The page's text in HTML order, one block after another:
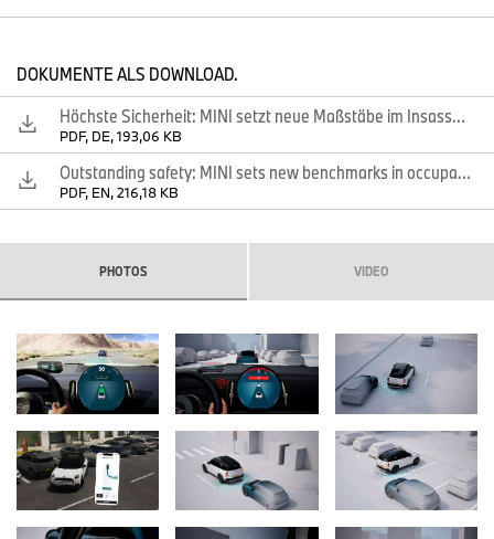
Zur Serienausstattung zählen unter anderem die
Spurverlassenswarnung mit aktiver Rückführung, eine
Frontkollisionswarnung mit Auffahrwarnung und automatischem
Bremseingriff unter anderem bei Abbiegevorgängen und
komplexen Kreuzungssituationen, fortlaufende Informationen zu
geltenden Geschwindigkeitslimits sowie eine
MINI Derivate mit dem Driving Assistant ausgestattet, welcher
Funktionen wie Spurwechselwarnung bei Kollisionsgefahr im
sicheren Ausparken beinhaltet.
Pre‑Crash‑Technologien von MINI: Insassenschutz bereits vor
dem Unfall.
Die integrale Sicherheit der aktuellen MINI Modelle umfasst
außerdem intelligente Pre‑Crash‑Funktionen, die das Fahrzeug
bereits vor einer möglichen Kollision aktiv vorbereiten. Auf Basis
umfassender Fahrdynamik‑, Sensor‑ und Umfelddaten erkennt
das System kritische Situationen frühzeitig und leitet gezielte,
reversible Schutzmaßnahmen ein. Dazu zählen das automatische
DOKUMENTE ALS DOWNLOAD.
Höchste Sicherheit: MINI setzt neue Maßstäbe im Insassenschutz.
PDF, DE, 193,06 KB
Outstanding safety: MINI sets new benchmarks in occupant protection.
PDF, EN, 216,18 KB
PHOTOS VIDEO